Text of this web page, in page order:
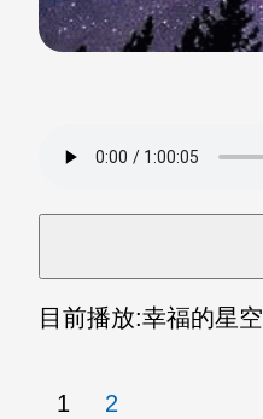
目前播放:幸福的星空
1 2